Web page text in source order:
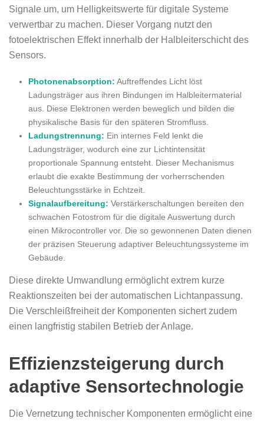
Signale um, um Helligkeitswerte für digitale Systeme
verwertbar zu machen. Dieser Vorgang nutzt den
fotoelektrischen Effekt innerhalb der Halbleiterschicht des
Sensors.
Photonenabsorption: Auftreffendes Licht löst
Ladungsträger aus ihren Bindungen im Halbleitermaterial
aus. Diese Elektronen werden beweglich und bilden die
physikalische Basis für den späteren Stromfluss.
Ladungstrennung: Ein internes Feld lenkt die
Ladungsträger, wodurch eine zur Lichtintensität
proportionale Spannung entsteht. Dieser Mechanismus
erlaubt die exakte Bestimmung der vorherrschenden
Beleuchtungsstärke in Echtzeit.
Signalaufbereitung: Verstärkerschaltungen bereiten den
schwachen Fotostrom für die digitale Auswertung durch
einen Mikrocontroller vor. Die so gewonnenen Daten dienen
der präzisen Steuerung adaptiver Beleuchtungssysteme im
Gebäude.
Diese direkte Umwandlung ermöglicht extrem kurze
Reaktionszeiten bei der automatischen Lichtanpassung.
Die Verschleißfreiheit der Komponenten sichert zudem
einen langfristig stabilen Betrieb der Anlage.
Effizienzsteigerung durch
adaptive Sensortechnologie
Die Vernetzung technischer Komponenten ermöglicht eine